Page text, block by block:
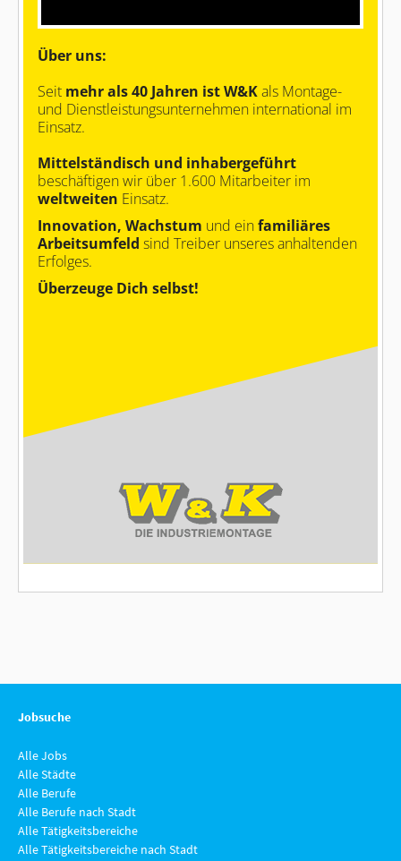
Jobsuche
Alle Jobs
Alle Städte
Alle Berufe
Alle Berufe nach Stadt
Alle Tätigkeitsbereiche
Alle Tätigkeitsbereiche nach Stadt